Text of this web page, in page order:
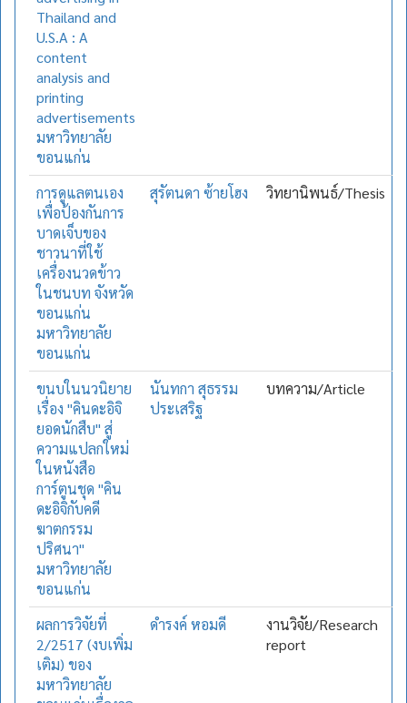
Thailand and
U.S.A : A
content
analysis and
printing
advertisements
มหาวิทยาลัย
ขอนแก่น
การดูแลตนเอง
เพื่อป้องกันการ
บาดเจ็บของ
ชาวนาที่ใช้
เครื่องนวดข้าว
ในชนบท จังหวัด
ขอนแก่น
มหาวิทยาลัย
ขอนแก่น
สุรัตนดา ซ้ายโฮง วิทยานิพนธ์/Thesis
ขนบในนวนิยาย
เรื่อง "คินดะอิจิ
ยอดนักสืบ" สู่
ความแปลกใหม่
ในหนังสือ
การ์ตูนชุด "คิน
ดะอิจิกับคดี
ฆาตกรรม
ปริศนา"
มหาวิทยาลัย
ขอนแก่น
นันทกา สุธรรม
ประเสริฐ
บทความ/Article
ผลการวิจัยที่
2/2517 (งบเพิ่ม
เติม) ของ
มหาวิทยาลัย
ดำรงค์ หอมดี
งานวิจัย/Research
report